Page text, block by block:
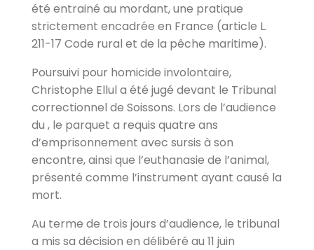
été entrainé au mordant, une pratique
strictement encadrée en France (article L.
211-17 Code rural et de la pêche maritime).
Poursuivi pour homicide involontaire,
Christophe Ellul a été jugé devant le Tribunal
correctionnel de Soissons. Lors de l’audience
du , le parquet a requis quatre ans
d’emprisonnement avec sursis à son
encontre, ainsi que l’euthanasie de l’animal,
présenté comme l’instrument ayant causé la
mort.
Au terme de trois jours d’audience, le tribunal
a mis sa décision en délibéré au 11 juin